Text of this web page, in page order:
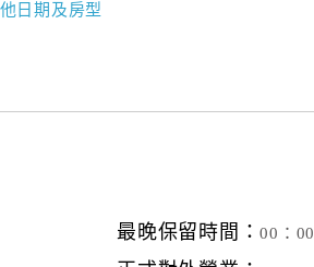
日期及房型
最晚保留時間：00：00